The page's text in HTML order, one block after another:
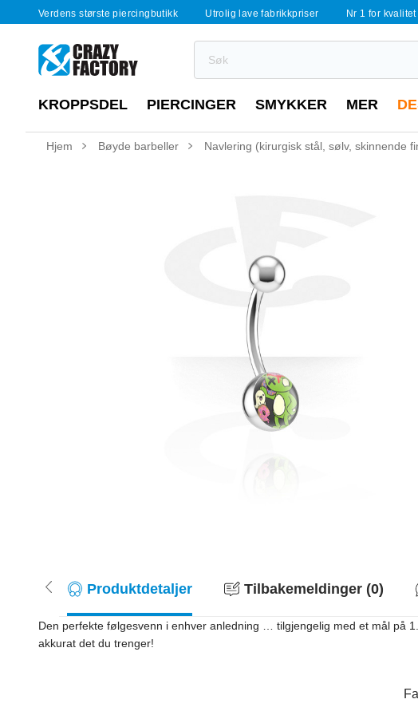
Verdens største piercingbutikk Utrolig lave fabrikkpriser Nr 1 for
KROPPSDEL PIERCINGER SMYKKER MER
Hjem Bøyde barbeller Navlering (kirurgisk stål, sølv, skinnende
Produktdetaljer Tilbakemeldinger (0)
Den perfekte følgesvenn i enhver anledning … tilgjengelig med et mål på
akkurat det du trenger!